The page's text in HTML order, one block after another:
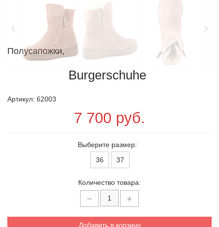
Полусапожки,
Burgerschuhe
Артикул: 62003
7 700 руб.
Выберите размер:
36
37
Количество товара:
Добавить в корзину